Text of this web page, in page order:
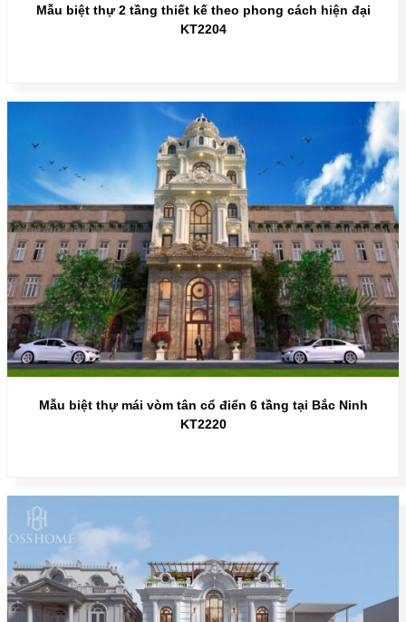
Mẫu biệt thự 2 tầng thiết kế theo phong cách hiện đại
KT2204
Mẫu biệt thự mái vòm tân cổ điển 6 tầng tại Bắc Ninh
KT2220